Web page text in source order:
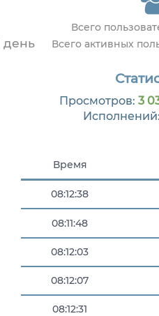
день
Всего
Всего активных
Просмотров: 3
Время
08:12:38
08:11:48
08:12:03
08:12:07
08:12:31